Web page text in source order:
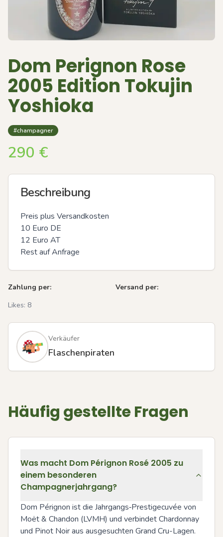
Dom Perignon Rose
2005 Edition Tokujin
Yoshioka
#champagner
290 €
Beschreibung
Preis plus Versandkosten
10 Euro DE
12 Euro AT
Rest auf Anfrage
Zahlung per:
Versand per:
Likes: 8
Verkäufer
Flaschenpiraten
Häufig gestellte Fragen
Was macht Dom Pérignon Rosé 2005 zu
einem besonderen
Champagnerjahrgang?
Dom Pérignon ist die Jahrgangs‑Prestigecuvée von
Moët & Chandon (LVMH) und verbindet Chardonnay
und Pinot Noir aus ausgesuchten Grand Cru-Lagen.